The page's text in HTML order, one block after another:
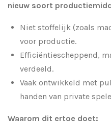
nieuw soort
Niet stoffelijk (zoals
voor productie.
Efficiëntiescheppend,
verdeeld.
Vaak ontwikkeld met
handen van private
Waarom dit ertoe doet: